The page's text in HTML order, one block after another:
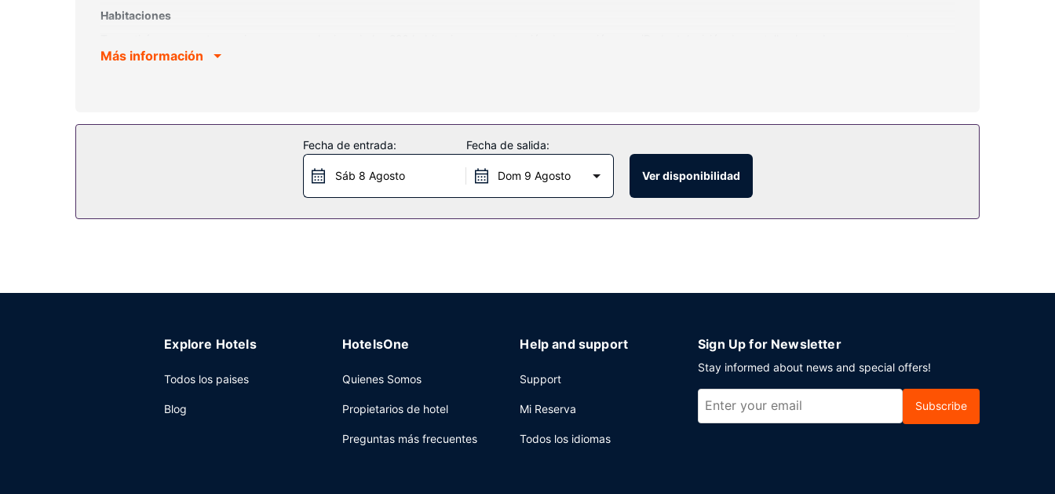
Habitaciones
colchones con una capa de acolchado adicional, edredón de plumas y ropa de cama de alta calidad para descansar plácidamente. Para los momentos de ocio,
Elige entre las numerosas instalaciones recreativas ofrecidas, que incluyen una piscina al aire libre y gimnasio. Encontrarás también conexión a Internet wifi gratis,
servicios de conserjería y servicio de celebración de bodas.
El restaurante Roux de este hotel ofrece un delicioso brunch, aunque también tienes una cafetería. Qué mejor forma de acabar el día que con una bebida en el bar o
lounge. Se ofrece un desayuno a la carta todos los días de 08:00 a 12:00 con un coste adicional.
Más información
Fecha de entrada:
Sáb 8 Agosto
Fecha de salida:
Dom 9 Agosto Ver disponibilidad
Explore Hotels
Todos los paises
Blog
HotelsOne
Quienes Somos
Propietarios de hotel
Preguntas más frecuentes
Help and support
Support
Mi Reserva
Todos los idiomas
Sign Up for Newsletter
Stay informed about news and special offers!
Subscribe